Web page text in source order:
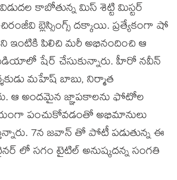
కాబోతున్న మిస్ శెట్టి మిస్టర్
బ్లెస్సింగ్స్ దక్కాయి. ప్రత్యేకంగా షో
పిలిచి మరీ అభినందించి ఆ
షేర్ చేసుకున్నారు. హీరో నవీన్
మహేష్ బాబు, నిర్మాత
ఆ అందమైన జ్ఞాపకాలను ఫోటోల
పంచుకోవడంతో అభిమానులు
7న జవాన్ తో పోటీ పడుతున్న ఈ
లో సగం టైటిల్ అనుష్కదన్న సంగతి